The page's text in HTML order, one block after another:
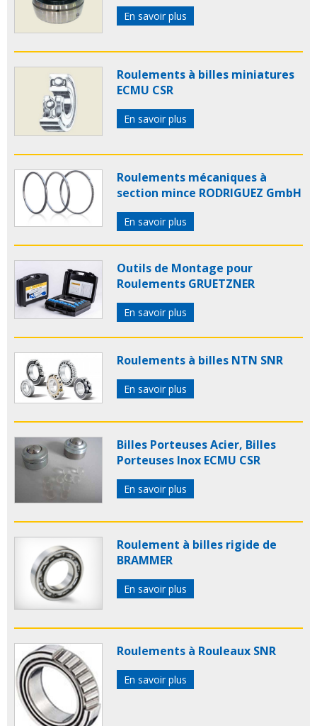
En savoir plus
Roulements à billes miniatures
ECMU CSR
En savoir plus
Roulements mécaniques à
section mince RODRIGUEZ GmbH
En savoir plus
Outils de Montage pour
Roulements GRUETZNER
En savoir plus
Roulements à billes NTN SNR
En savoir plus
Billes Porteuses Acier, Billes
Porteuses Inox ECMU CSR
En savoir plus
Roulement à billes rigide de
BRAMMER
En savoir plus
Roulements à Rouleaux SNR
En savoir plus